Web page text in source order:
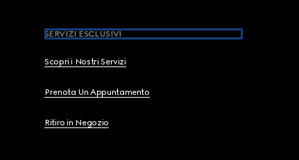
SERVIZI ESCLUSIVI
Scopri i Nostri Servizi
Prenota Un Appuntamento
Ritiro in Negozio